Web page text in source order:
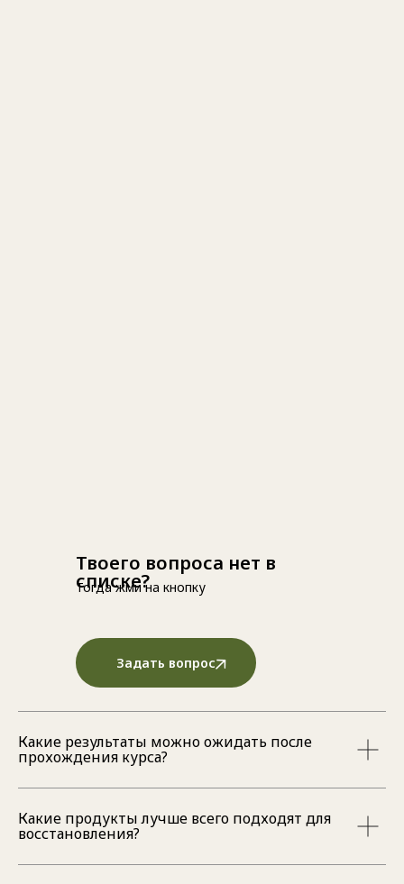
Твоего вопроса нет в
списке?
Тогда жми на кнопку
Задать вопрос
Какие результаты можно ожидать после
прохождения курса?
Какие продукты лучше всего подходят для
восстановления?